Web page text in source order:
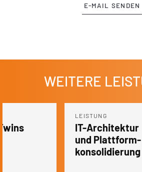
E-MAIL SENDEN
WEITERE
LEISTUNG
IT-Architektur
und Plattform-
konsolidierung